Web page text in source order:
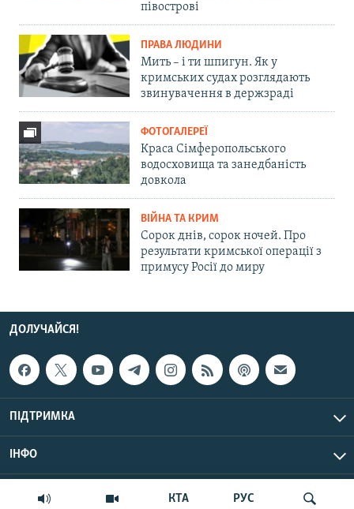
КТА РУС
півострові
ПРАВА ЛЮДИНИ
Мить – і ти шпигун. Як у
кримських судах розглядають
звинувачення в держзраді
ФОТОГАЛЕРЕЇ
Краса Сімферопольського
водосховища та занедбаність
довкола
ВІЙНА ТА КРИМ
Сорок днів, сорок ночей. Про
результати кримської операції з
примусу Росії до миру
ДОЛУЧАЙСЯ!
ПІДТРИМКА
ІНФО
© Крим.Реалії, 2026 | Усі права застережено.